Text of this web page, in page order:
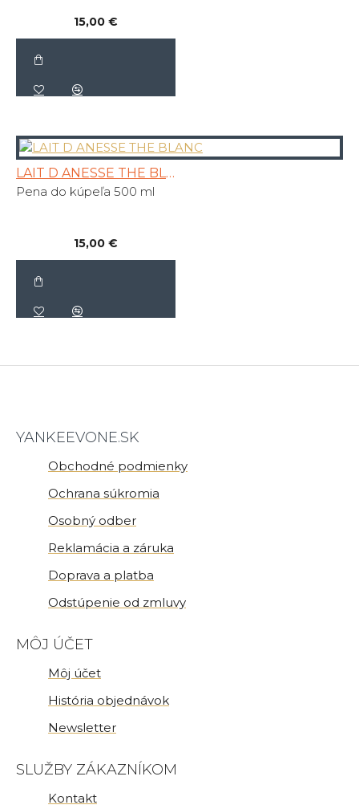
15,00 €
LAIT D ANESSE THE BLANC
Pena do kúpeľa 500 ml
15,00 €
YANKEEVONE.SK
Obchodné podmienky
Ochrana súkromia
Osobný odber
Reklamácia a záruka
Doprava a platba
Odstúpenie od zmluvy
MÔJ ÚČET
Môj účet
História objednávok
Newsletter
SLUŽBY ZÁKAZNÍKOM
Kontakt